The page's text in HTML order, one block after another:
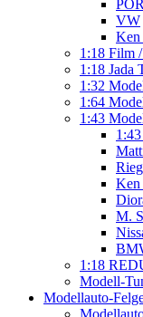
VW
Ken
1:18 Film
1:18 Jada
1:32
1:64
1:43
Ken
M.
1:18
Modell-
Modellauto-